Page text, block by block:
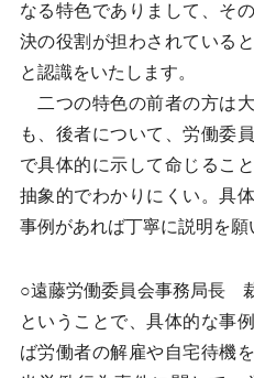
なる特色でありまして、そ
決の役割が担わされている
と認識をいたします。
二つの特色の前者の方は
も、後者について、労働委
で具体的に示して命じるこ
抽象的でわかりにくい。具
事例があれば丁寧に説明を願
○遠藤労働委員会事務局長
ということで、具体的な事
ば労働者の解雇や自宅待機